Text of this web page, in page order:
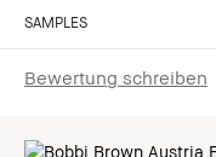
SAMPLES
Bewertung schreiben